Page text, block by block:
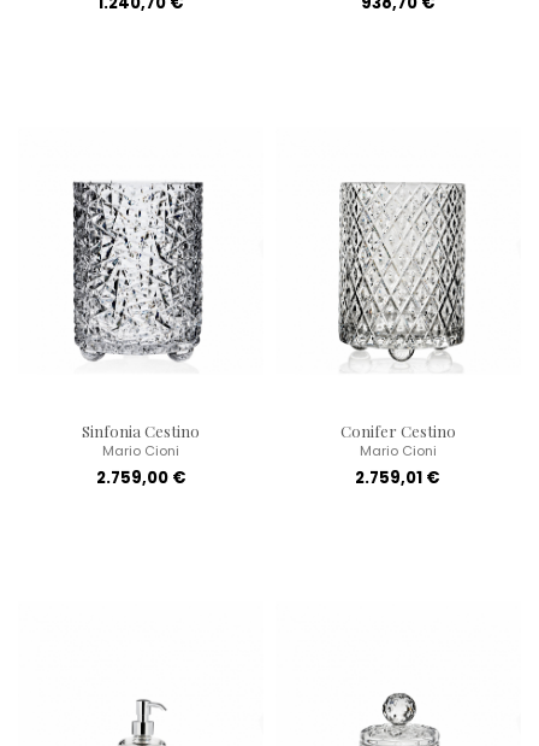
Sinfonia Cestino
Mario Cioni
2.759,00 €
Conifer Cestino
Mario Cioni
2.759,01 €